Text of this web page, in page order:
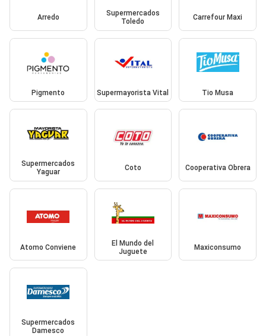
Arredo
Supermercados
Toledo
Carrefour Maxi
Pigmento Supermayorista Vital Tio Musa
Supermercados
Yaguar
Coto Cooperativa Obrera
Atomo Conviene
El Mundo del
Juguete
Maxiconsumo
Supermercados
Damesco